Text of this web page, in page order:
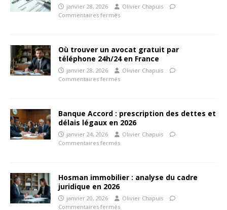
janvier 28, 2026
Olivier Chapuis
Commentaires fermés
Où trouver un avocat gratuit par
téléphone 24h/24 en France
janvier 28, 2026
Olivier Chapuis
Commentaires fermés
Banque Accord : prescription des dettes et
délais légaux en 2026
janvier 24, 2026
Olivier Chapuis
Commentaires fermés
Hosman immobilier : analyse du cadre
juridique en 2026
janvier 20, 2026
Olivier Chapuis
Commentaires fermés